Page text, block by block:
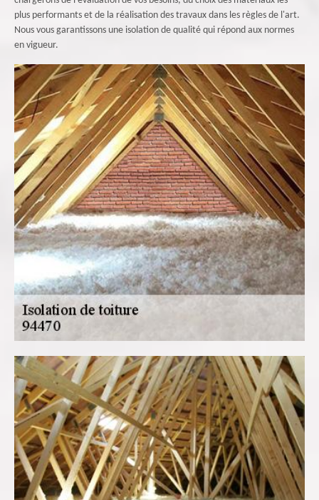
plus performants et de la réalisation des travaux dans les règles de l'art.
Nous vous garantissons une isolation de qualité qui répond aux normes
en vigueur.